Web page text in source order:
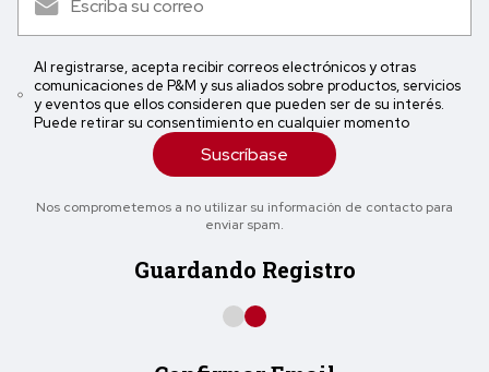
Al registrarse, acepta recibir correos electrónicos y otras
comunicaciones de P&M y sus aliados sobre productos, servicios
y eventos que ellos consideren que pueden ser de su interés.
Puede retirar su consentimiento en cualquier momento
Suscríbase
Nos comprometemos a no utilizar su información de contacto para
enviar spam.
Guardando Registro